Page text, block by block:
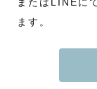
またはLINEに
ます。